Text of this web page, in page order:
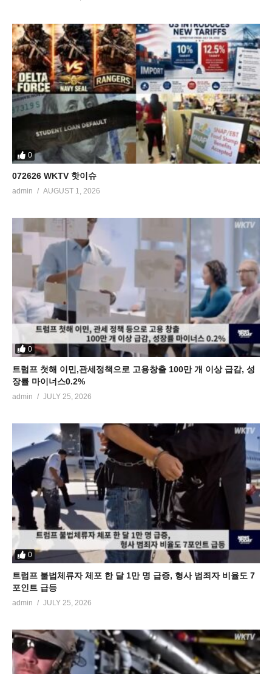
0
072626 WKTV 핫이슈
admin AUGUST 1, 2026
0
트럼프 첫해 이민,관세정책으로 고용창출 100만 개 이상 급감, 성
장률 마이너스0.2%
admin JULY 25, 2026
0
트럼프 불법체류자 체포 한 달 1만 명 급증, 형사 범죄자 비율도 7
포인트 급등
admin JULY 25, 2026